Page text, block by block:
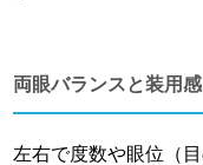
両眼バランスと装用感
左右で度数や眼位（